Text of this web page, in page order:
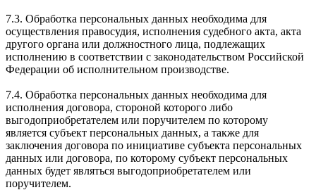
7.3. Обработка персональных данных необходима для
осуществления правосудия, исполнения судебного акта, акта
другого органа или должностного лица, подлежащих
исполнению в соответствии с законодательством Российской
Федерации об исполнительном производстве.
7.4. Обработка персональных данных необходима для
исполнения договора, стороной которого либо
выгодоприобретателем или поручителем по которому
является субъект персональных данных, а также для
заключения договора по инициативе субъекта персональных
данных или договора, по которому субъект персональных
данных будет являться выгодоприобретателем или
поручителем.